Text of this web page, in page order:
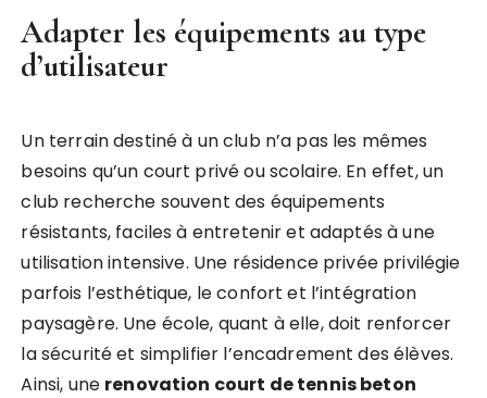
Adapter les équipements au type
d’utilisateur
Un terrain destiné à un club n’a pas les mêmes
besoins qu’un court privé ou scolaire. En effet, un
club recherche souvent des équipements
résistants, faciles à entretenir et adaptés à une
utilisation intensive. Une résidence privée privilégie
parfois l’esthétique, le confort et l’intégration
paysagère. Une école, quant à elle, doit renforcer
la sécurité et simplifier l’encadrement des élèves.
Ainsi, une renovation court de tennis beton